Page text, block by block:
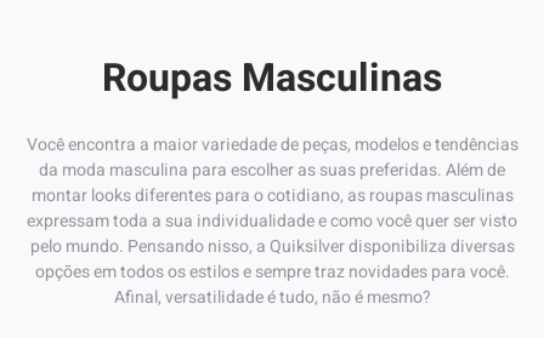
Roupas Masculinas
Você encontra a maior variedade de peças, modelos e tendências
da moda masculina para escolher as suas preferidas. Além de
montar looks diferentes para o cotidiano, as roupas masculinas
expressam toda a sua individualidade e como você quer ser visto
pelo mundo. Pensando nisso, a Quiksilver disponibiliza diversas
opções em todos os estilos e sempre traz novidades para você.
Afinal, versatilidade é tudo, não é mesmo?